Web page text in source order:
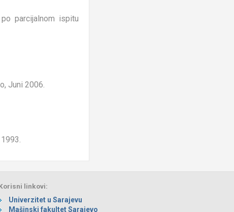
parcijalnom ispitu
Juni 2006.
linkovi:
Univerzitet u Sarajevu
Mašinski fakultet Sarajevo